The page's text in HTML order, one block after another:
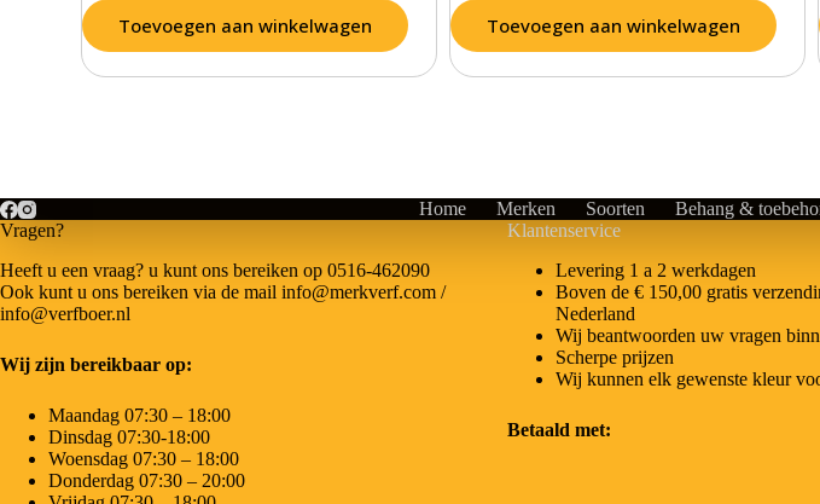
Toevoegen aan winkelwagen Toevoegen aan winkelwagen
Home Merken Soorten Behang &
Vragen?
Heeft u een vraag? u kunt ons bereiken op 0516-462090
Ook kunt u ons bereiken via de mail info@merkverf.com /
info@verfboer.nl
Wij zijn bereikbaar op:
Maandag 07:30 – 18:00
Dinsdag 07:30-18:00
Woensdag 07:30 – 18:00
Donderdag 07:30 – 20:00
Klantenservice
Levering 1 a 2 werkdagen
Boven de € 150,00 gratis
Nederland
Wij beantwoorden uw vragen
Scherpe prijzen
Wij kunnen elk gewenste kleur
Betaald met: